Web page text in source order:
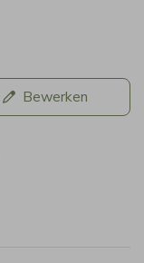
Bewerken